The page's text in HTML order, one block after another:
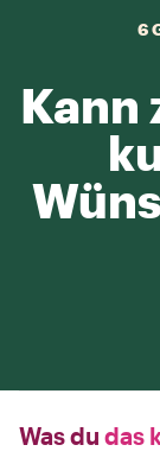
6
Kann
Was du das